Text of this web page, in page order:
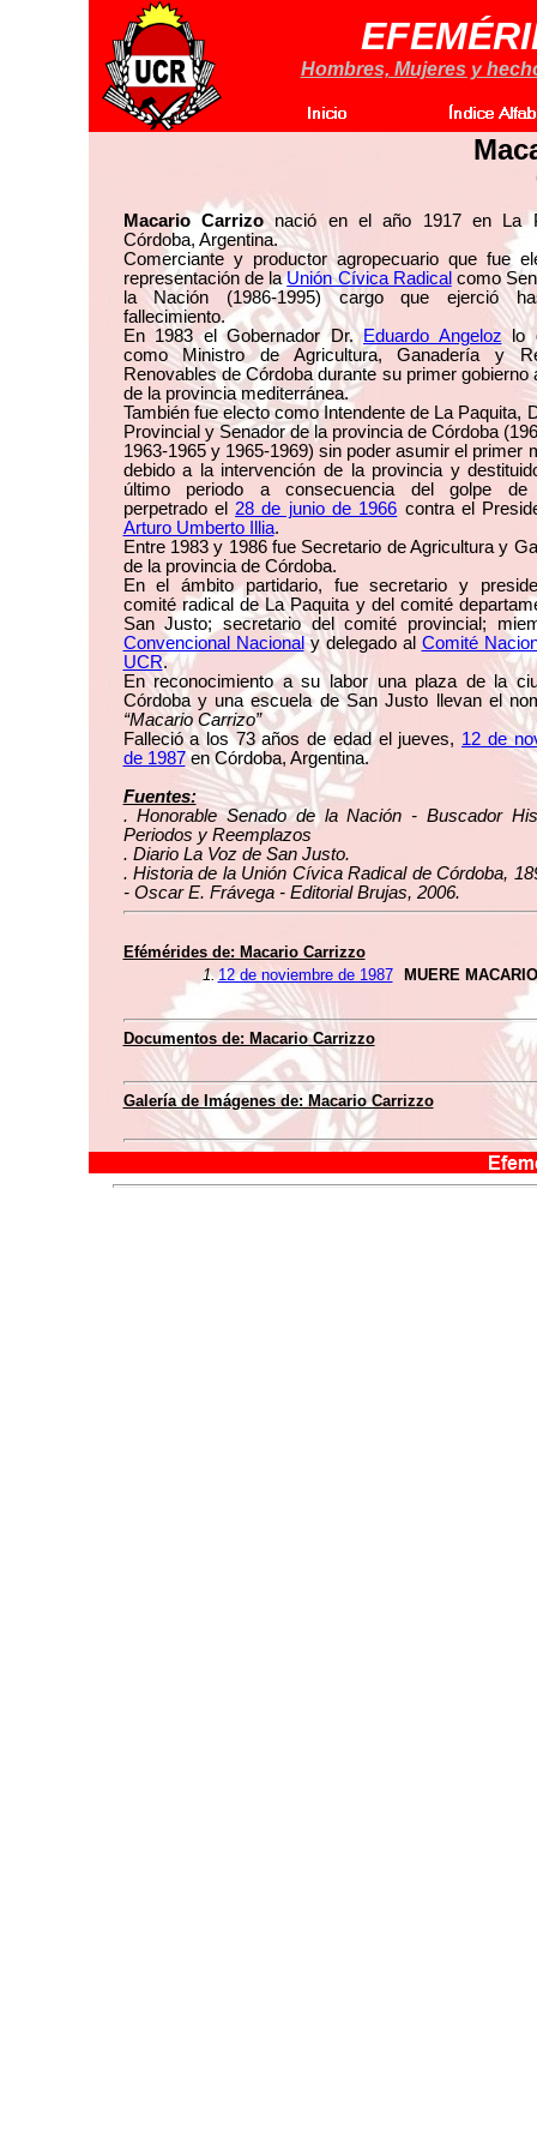
Hombres, Mujeres y
Macario Carrizonació en el año 1917 en La
Córdoba, Argentina.
Comerciante y productor agropecuario que fue
representación de laUnión Cívica Radical como
la Nación (1986-1995) cargo que ejerció
fallecimiento.
En 1983 el Gobernador Dr.Eduardo Angeloz lo
como Ministro de Agricultura, Ganadería y
Renovables de Córdoba durante su primer gobierno
de la provincia mediterránea.
También fue electo como Intendente de La Paquita,
Provincial y Senador de la provincia de Córdoba
1963-1965 y 1965-1969) sin poder asumir el primer
debido a la intervención de la provincia y
último periodo a consecuencia del golpe de
perpetrado el 28 de junio de 1966 contra el
Arturo Umberto Illia.
Entre 1983 y 1986 fue Secretario de Agricultura y
de la provincia de Córdoba.
En el ámbito partidario, fue secretario y
comité radical de La Paquita y del comité
San Justo; secretario del comité provincial;
Convencional Nacionaly delegado al Comité
UCR.
En reconocimiento a su labor una plaza de la
Córdoba y una escuela de San Justo llevan el
“Macario Carrizo”
Falleció a los 73 años de edad el jueves, 12 de
de 1987en Córdoba, Argentina.
Fuentes:
. Honorable Senado de la Nación - Buscador
Periodos y Reemplazos
. Diario La Voz de San Justo.
. Historia de la Unión Cívica Radical de Córdoba,
- Oscar E. Frávega - Editorial Brujas, 2006.
Efémérides de: Macario Carrizzo
1.12 de noviembre de 1987 MUERE
Documentos de: Macario Carrizzo
Galería de Imágenes de: Macario Carrizzo